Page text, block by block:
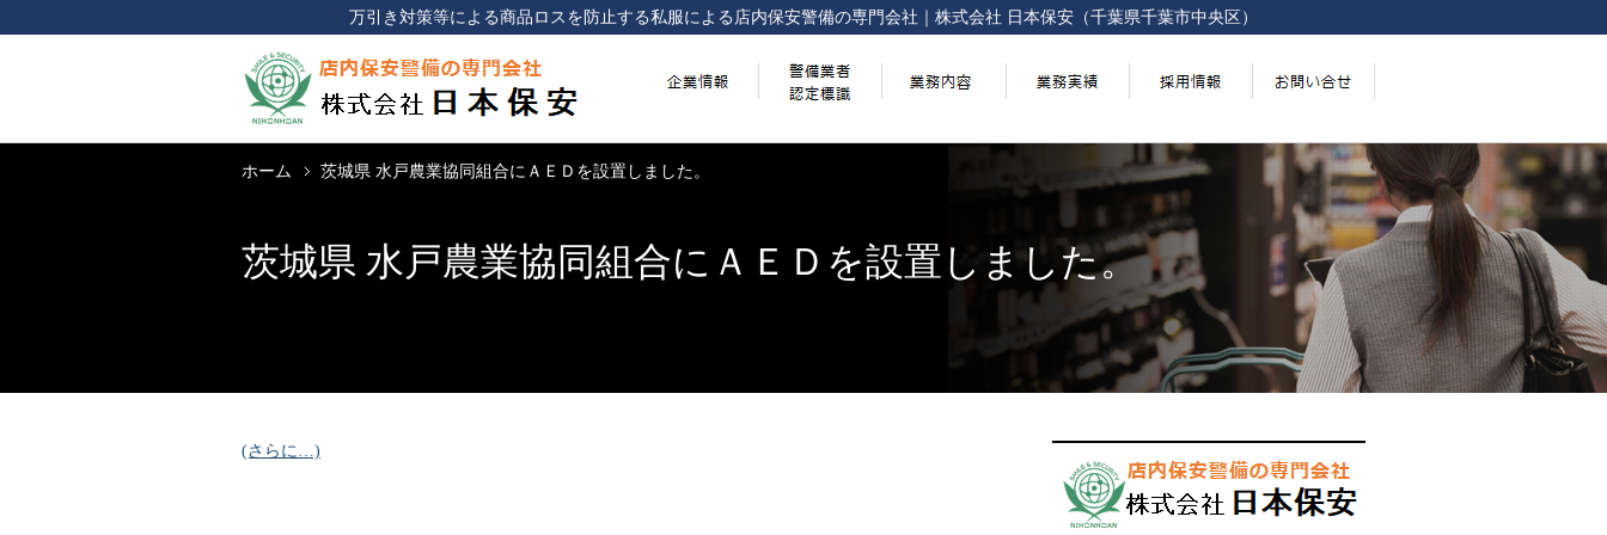
万引き対策等による商品ロスを防止する私服による店内保安警備の専門会社 株式会社 日本保安（千葉県千葉市中央区）
ホーム 茨城県 水戸農業協同組合にＡＥＤを設置しました。
茨城県 水戸農業協同組合にＡＥＤを設置しました。
(さらに…)